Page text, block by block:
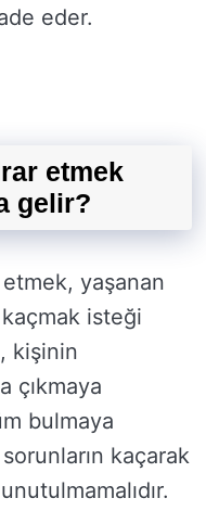
eder.
etmek
gelir?
yaşanan
isteği
kişinin
çıkmaya
bulmaya
sorunların kaçarak
unutulmamalıdır.